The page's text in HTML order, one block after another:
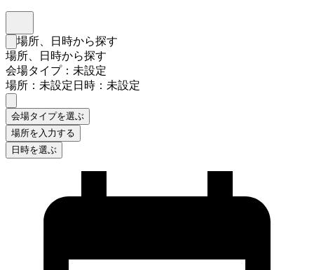
検索フォームを閉じる
場所、日時から探す
場所、日時から探す
会場タイプ：未設定
場所：未設定日時：未設定
会場タイプを選ぶ
場所を入力する
日時を選ぶ